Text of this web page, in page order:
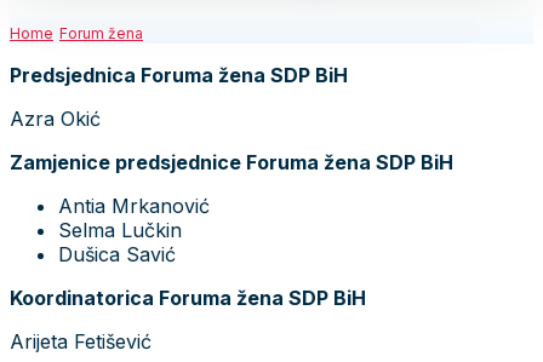
Home Forum žena
Predsjednica Foruma žena SDP BiH
Azra Okić
Zamjenice predsjednice Foruma žena SDP BiH
Antia Mrkanović
Selma Lučkin
Dušica Savić
Koordinatorica Foruma žena SDP BiH
Arijeta Fetišević